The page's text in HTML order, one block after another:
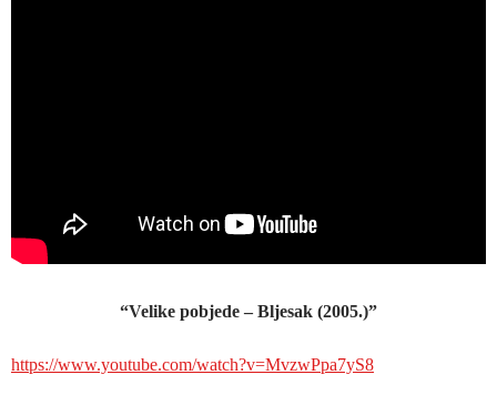
“Velike pobjede – Bljesak (2005.)”
https://www.youtube.com/watch?v=MvzwPpa7yS8